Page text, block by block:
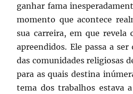
ganhar fama
momento que acontece
sua carreira, em que revela
apreendidos. Ele passa a
das comunidades religiosas
para as quais destina
tema dos trabalhos estava